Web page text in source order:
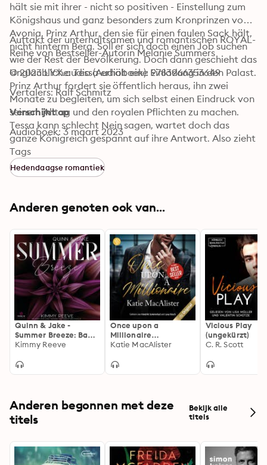
hält sie mit ihrer - nicht so positiven - Einstellung zum
Königshaus und ganz besonders zum Kronprinzen von
Avonia, Prinz Arthur, den sie für einen faulen Sack hält,
nicht hinterm Berg. Soll er sich doch einen Job suchen
wie der Rest der Bevölkerung. Doch dann geschieht das
Unglaubliche: Tessa erhält eine Einladung in den Palast.
Prinz Arthur fordert sie öffentlich heraus, ihn zwei
Monate zu begleiten, um sich selbst einen Eindruck von
seinem Alltag und den royalen Pflichten zu machen.
Tessa kann schlecht Nein sagen, wartet doch das
ganze Königreich gespannt auf ihre Antwort. Also zieht
sie in den Palast ein und verbringt die Tage mit dem
attraktiven Royal. Und mit jedem Blick und jedem
Wortgefecht merkt sie, dass ihr Herz ein bisschen
klein wenig ändert ...
Auftakt der unterhaltsamen und romantischen ROYAL-
Reihe von Bestseller-Autorin Melanie Summers
© 2023 LYX.audio (Audioboek): 9783966353649
Vertalers: Ralf Schmitz
Verschijnt op
Audioboek: 3 maart 2023
Tags
Hedendaagse romantiek
Anderen genoten ook van...
Quinn & Jake -
Summer Breeze: Band
1
Kimmy Reeve
Once upon a
Millionaire
(Ungekürzt)
Katie MacAlister
Vicious Play
(ungekürzt)
C. R. Scott
Anderen begonnen met deze
titels
Bekijk alle
titels